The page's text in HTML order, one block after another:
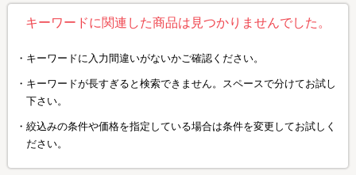
キーワードに関連した商品は見つかりませんでした。
キーワードに入力間違いがないかご確認ください。
キーワードが長すぎると検索できません。スペースで分けてお試し
下さい。
絞込みの条件や価格を指定している場合は条件を変更してお試しく
ださい。